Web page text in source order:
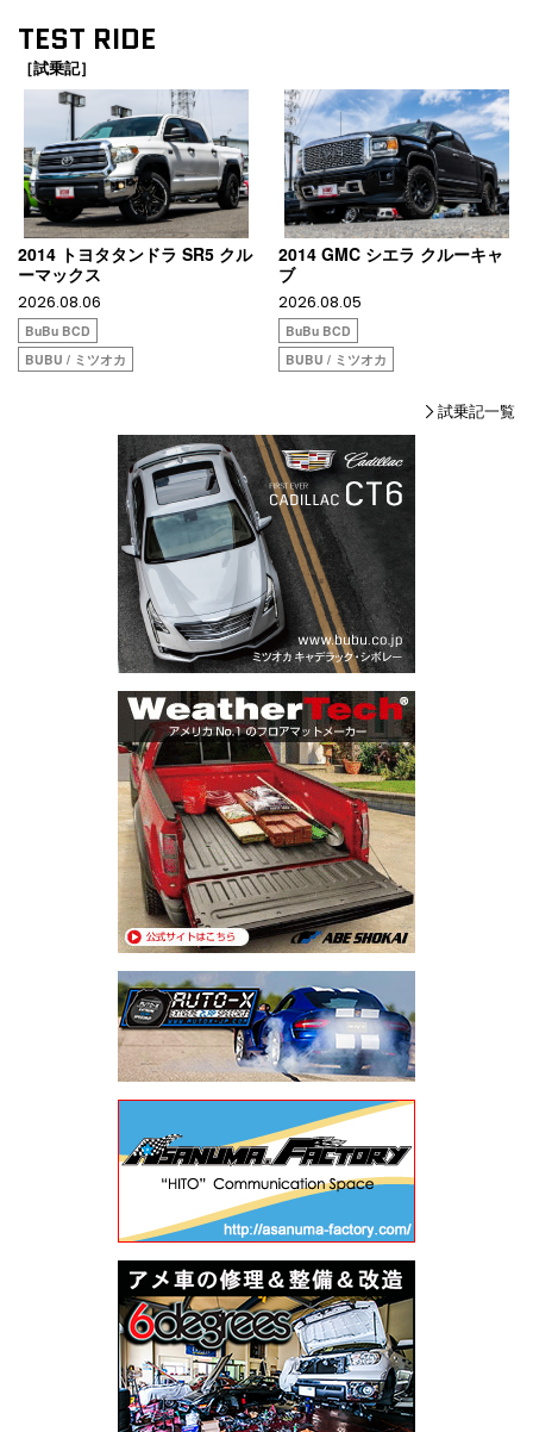
TEST RIDE
［試乗記］
2014 トヨタタンドラ SR5 クル
ーマックス
2026.08.06
BuBu BCD
BUBU / ミツオカ
2014 GMC シエラ クルーキャ
ブ
2026.08.05
BuBu BCD
BUBU / ミツオカ
試乗記一覧